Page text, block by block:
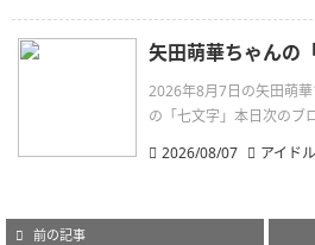
矢田萌華ちゃんの
2026年8月7日の矢田萌
の「七文字」本日次のブ
2026/08/07
アイド
前の記事